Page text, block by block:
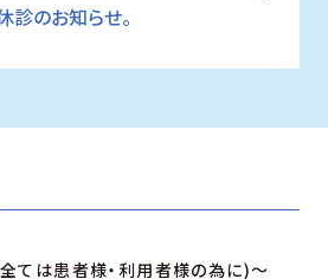
診のお知らせ。
は患者様・利用者様の為に)～